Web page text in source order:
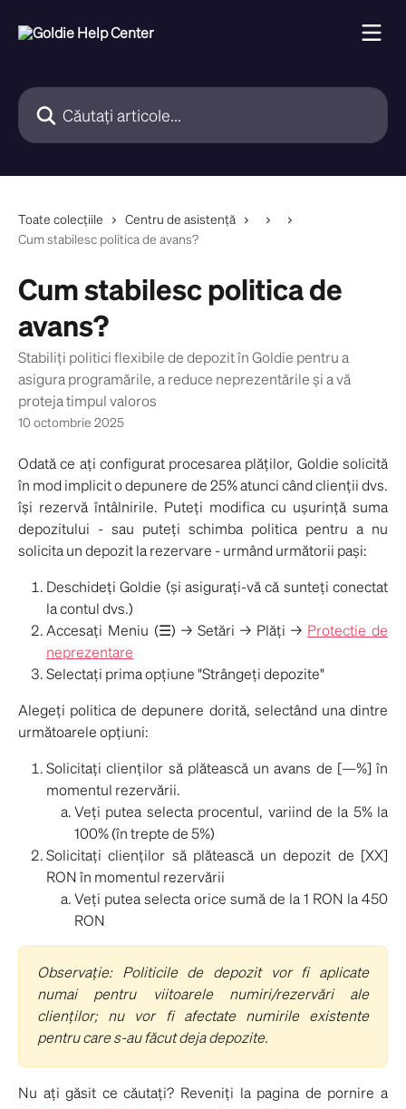
Căutați articole...
Toate colecțiile
Centru de asistență
Cum stabilesc politica de avans?
Cum stabilesc politica de
avans?
Stabiliți politici flexibile de depozit în Goldie pentru a
asigura programările, a reduce neprezentările și a vă
proteja timpul valoros
10 octombrie 2025
Odată ce ați configurat procesarea plăților, Goldie solicită
în mod implicit o depunere de 25% atunci când clienții dvs.
își rezervă întâlnirile. Puteți modifica cu ușurință suma
depozitului - sau puteți schimba politica pentru a nu
solicita un depozit la rezervare - urmând următorii pași:
Deschideți Goldie (și asigurați-vă că sunteți conectat
la contul dvs.)
Accesați Meniu (☰) → Setări → Plăți → Protectie de
neprezentare
Selectați prima opțiune "Strângeți depozite"
Alegeți politica de depunere dorită, selectând una dintre
următoarele opțiuni:
Solicitați clienților să plătească un avans de [—%] în
momentul rezervării.
Veți putea selecta procentul, variind de la 5% la
100% (în trepte de 5%)
Solicitați clienților să plătească un depozit de [XX]
RON în momentul rezervării
Veți putea selecta orice sumă de la 1 RON la 450
RON
Observație: Politicile de depozit vor fi aplicate
numai pentru viitoarele numiri/rezervări ale
clienților; nu vor fi afectate numirile existente
pentru care s-au făcut deja depozite.
Nu ați găsit ce căutați? Reveniți la pagina de pornire a